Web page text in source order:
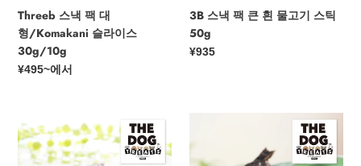
스
30g/10g
Threeb 스낵 팩 대
형/Komakani 슬라이스
30g/10g
정
¥495~에서
50g
3B 스낵 팩 큰 흰 물고기 스틱
50g
정
¥935
Threeb
스
낵